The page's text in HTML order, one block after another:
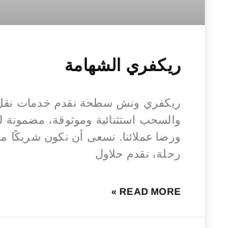
ريكفري الشهامة
ريكفري ونش سطحة نقدم خدمات نقل
والسحب استثنائية وموثوقة،
ورضا عملائنا. نسعى أن نكون شريكًا
رحلة، نقدم حلاول
READ MORE »